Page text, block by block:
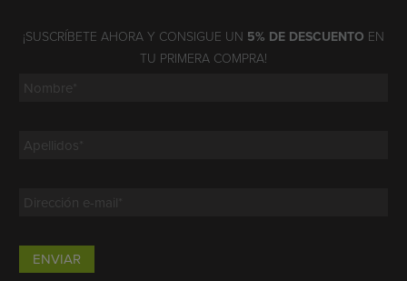
¡SUSCRÍBETE AHORA Y CONSIGUE UN 5% DE DESCUENTO EN
TU PRIMERA COMPRA!
ENVIAR